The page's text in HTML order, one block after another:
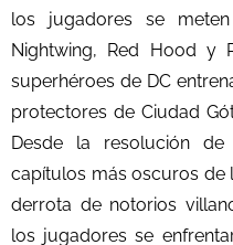
los jugadores se
Nightwing, Red Hood y
superhéroes de DC
protectores de Ciudad
Desde la resolución
capítulos más oscuros de
derrota de notorios
los jugadores se